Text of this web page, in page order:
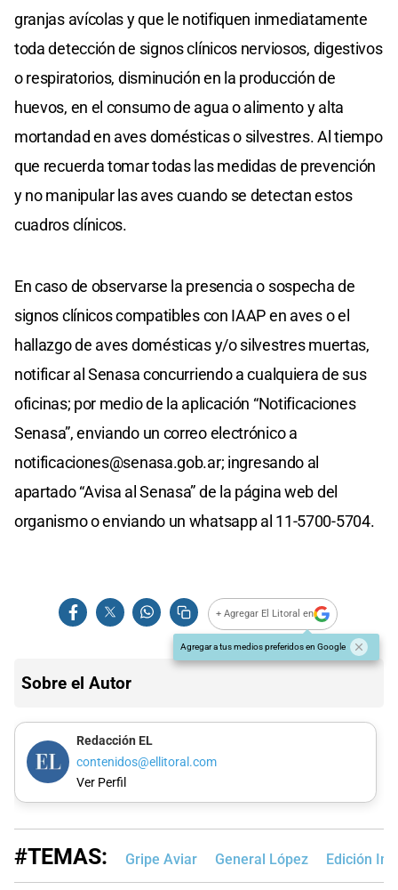
granjas avícolas y que le notifiquen inmediatamente
toda detección de signos clínicos nerviosos, digestivos
o respiratorios, disminución en la producción de
huevos, en el consumo de agua o alimento y alta
mortandad en aves domésticas o silvestres. Al tiempo
que recuerda tomar todas las medidas de prevención
y no manipular las aves cuando se detectan estos
cuadros clínicos.
En caso de observarse la presencia o sospecha de
signos clínicos compatibles con IAAP en aves o el
hallazgo de aves domésticas y/o silvestres muertas,
notificar al Senasa concurriendo a cualquiera de sus
oficinas; por medio de la aplicación “Notificaciones
Senasa”, enviando un correo electrónico a
notificaciones@senasa.gob.ar; ingresando al
apartado “Avisa al Senasa” de la página web del
organismo o enviando un whatsapp al 11-5700-5704.
+ Agregar El Litoral en
Agregar a tus medios preferidos en Google
Sobre el Autor
Redacción EL
contenidos@ellitoral.com
Ver Perfil
#TEMAS: Gripe Aviar General López Edición